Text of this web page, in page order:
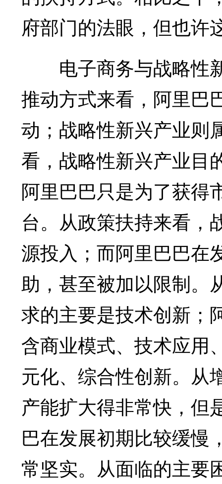
府部门的法眼，但也许
电子商务与战略性
推动方式来看，阿里巴
动；战略性新兴产业则
看，战略性新兴产业目
阿里巴巴只是为了获得
台。从政策扶持来看，
源投入；而阿里巴巴在
助，甚至被加以限制。
求的主要是技术创新；
含商业模式、技术应用
元化、综合性创新。从
产能扩大得非常快，但
巴在发展初期比较缓慢
常坚实。从面临的主要